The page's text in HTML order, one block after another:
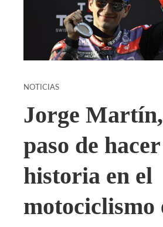
NOTICIAS
Jorge
paso de hacer
historia en el
motociclismo